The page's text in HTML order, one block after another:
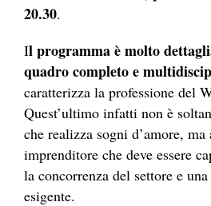
20.30.
Il programma è molto
quadro completo e
caratterizza la professione del
Quest’ultimo infatti non è
che realizza sogni d’amore, ma
imprenditore che deve essere
la concorrenza del settore e
esigente.